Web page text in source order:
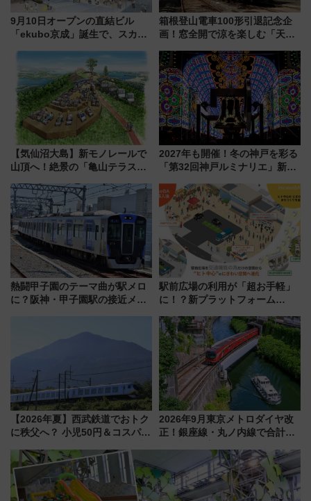
9月10日オープンの直結ビル
「ekubo京成」誕生で、スカイ
新鎌ヶ谷はどう変わる？ 全テナ
ント情報も公開！
箱根登山電車100形引退記念企
画！窓全開で涼を楽しむ「天然
発売
【気仙沼大島】新モノレールで
山頂へ！絶景の「亀山テラス
暇村のお得な日帰りプランも登
場
2027年も開催！冬の神戸を彩る
「第32回神戸ルミナリエ」新た
記憶を次世代へ
熱闘甲子園のテーマ曲が駅メロ
に？阪神・甲子園駅の接近メロ
駅前広場の利用が「超お手軽」
に！？新プラットフォーム
マホで簡単申請 物販や演奏会な
どに【JR東日本】
【2026年夏】西武鉄道でおトク
に秩父へ？ 小児50円＆コスパ最
族旅行！ 深夜の正丸トンネル探
検や特急ラビューも
2026年9月東京メトロダイヤ改
正！銀座線・丸ノ内線で合計